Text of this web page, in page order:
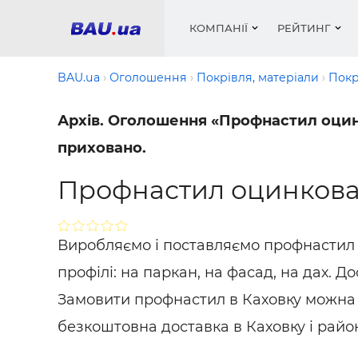
КОМПАНІЇ
Фарби,
РЕЙТИНГ
Меблі
Вікна і
Фарби,
BAU.ua Оголошення Покрівля, матеріали
Архів. Оголошення «Профнастил
приховано.
Профнастил
Виробляємо і поставляємо профнастил
профілі: на паркан, на фасад, на дах.
Замовити профнастил в Каховку можна
безкоштовна доставка в Каховку і